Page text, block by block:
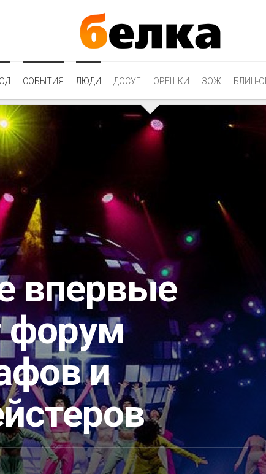
СОБЫТИЯ ЛЮДИ ДОСУГ ОРЕШКИ ЗОЖ БЛИЦ-
впервые
форум
и